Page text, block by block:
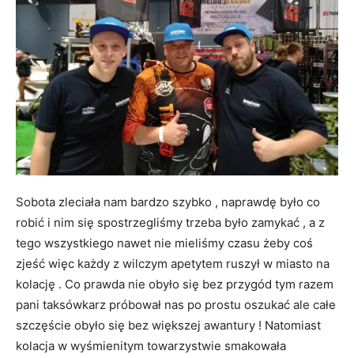
Sobota zleciała nam bardzo szybko , naprawdę było co
robić i nim się spostrzegliśmy trzeba było zamykać , a z
tego wszystkiego nawet nie mieliśmy czasu żeby coś
zjeść więc każdy z wilczym apetytem ruszył w miasto na
kolację . Co prawda nie obyło się bez przygód tym razem
pani taksówkarz próbował nas po prostu oszukać ale całe
szczęście obyło się bez większej awantury ! Natomiast
kolacja w wyśmienitym towarzystwie smakowała